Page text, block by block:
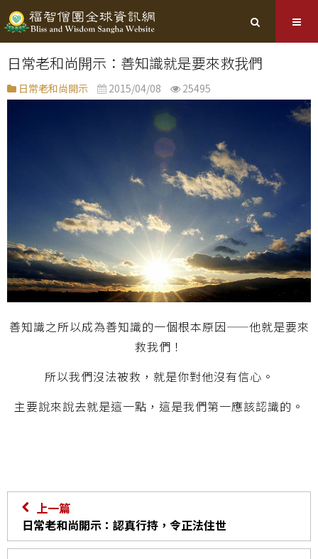
日常老和尚開示：善知識就是要來救我們
日常老和尚開示 2015/04/08 25495
善知識之所以成為善知識的一個根本原因——他就是要來
救我們！
所以我們沒法被救，就是你對他沒有信心。
主要說來說去就是這一點，這是我們第一應該認識的。
上一篇
日常老和尚開示：認真行持，令正法住世